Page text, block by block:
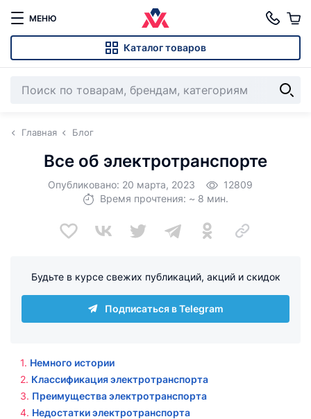
МЕНЮ
Каталог товаров
Главная Блог
Все об электротранспорте
Опубликовано: 20 марта, 2023
12809
Время прочтения: ~ 8 мин.
Будьте в курсе свежих публикаций, акций и скидок
Подписаться в Telegram
Немного истории
Классификация электротранспорта
Преимущества электротранспорта
Недостатки электротранспорта